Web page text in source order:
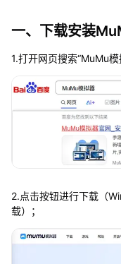
一、下载安装
1.打开网页搜索“MuMu
2.点击按钮进行下载（
载）；